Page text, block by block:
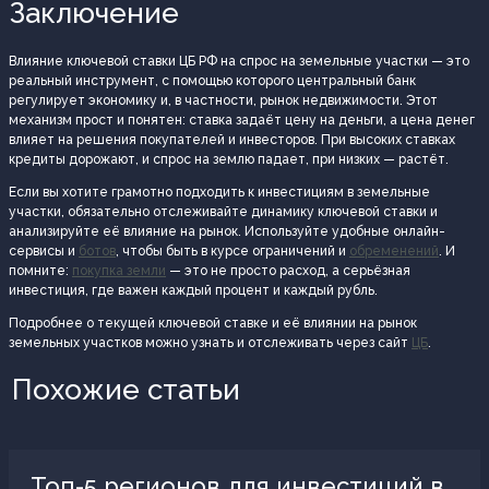
Заключение
Влияние ключевой ставки ЦБ РФ на спрос на земельные участки — это
реальный инструмент, с помощью которого центральный банк
регулирует экономику и, в частности, рынок недвижимости. Этот
механизм прост и понятен: ставка задаёт цену на деньги, а цена денег
влияет на решения покупателей и инвесторов. При высоких ставках
кредиты дорожают, и спрос на землю падает, при низких — растёт.
Если вы хотите грамотно подходить к инвестициям в земельные
участки, обязательно отслеживайте динамику ключевой ставки и
анализируйте её влияние на рынок. Используйте удобные онлайн-
сервисы и ботов, чтобы быть в курсе ограничений и обременений. И
помните: покупка земли — это не просто расход, а серьёзная
инвестиция, где важен каждый процент и каждый рубль.
Подробнее о текущей ключевой ставке и её влиянии на рынок
земельных участков можно узнать и отслеживать через сайт ЦБ.
Похожие статьи